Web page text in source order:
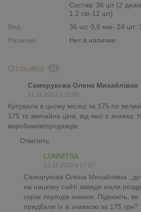
Состав: 36 шт (2
1.2 см-12 шт)
Вид
36 шт, 0,8 мм- 24 шт;
Наличие
Нет в наличии
Отзывы
Саморукова Олена Михайлівна
21.11.2023 в 20:00
Купувала в цьому місяці за 175 по
175 то звичайна ціна, від якої є
виробників/продавців.
Ответить
LUNNITSA
23.11.2023 в 17:57
Саморукова Олена Михайлівна ,
на нашому сайті завжди мали
окрім періодів знижок. Підкажіть,
придбали їх зі знижкою за 175 грн?